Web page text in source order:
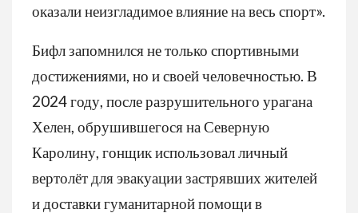
оказали неизгладимое влияние на весь спорт».
Бифл запомнился не только спортивными
достижениями, но и своей человечностью. В
2024 году, после разрушительного урагана
Хелен, обрушившегося на Северную
Каролину, гонщик использовал личный
вертолёт для эвакуации застрявших жителей
и доставки гуманитарной помощи в